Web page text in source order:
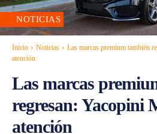
NOTICIAS
Inicio Noticias
Las marcas premium también
atención
Las marcas
regresan: Yacopini
atención